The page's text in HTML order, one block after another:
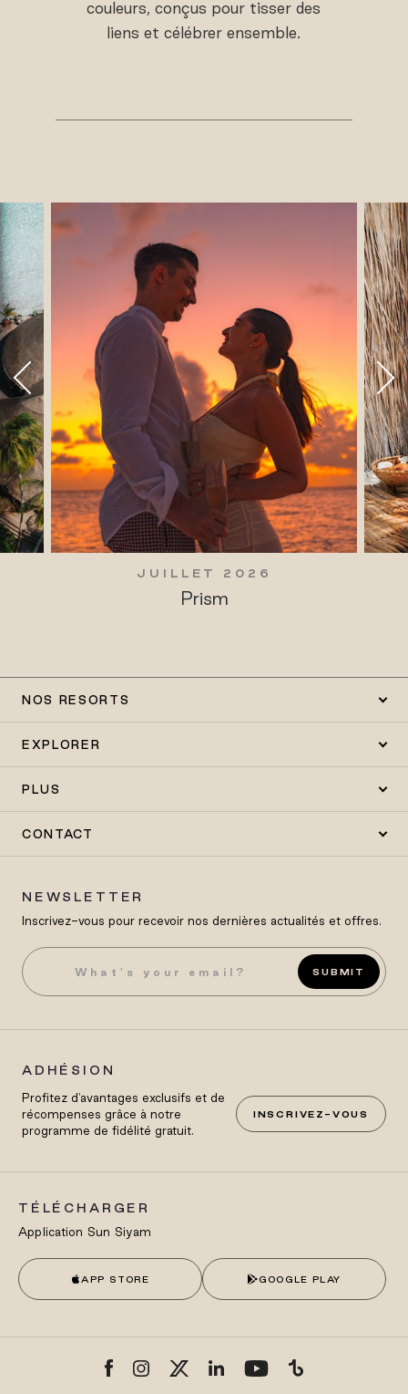
couleurs, conçus pour tisser des
liens et célébrer ensemble.
JUILLET 2026
Prism
NOS RESORTS
EXPLORER
PLUS
CONTACT
NEWSLETTER
Inscrivez-vous pour recevoir nos dernières actualités et offres.
SUBMIT
ADHÉSION
Profitez d'avantages exclusifs et de
récompenses grâce à notre
programme de fidélité gratuit.
INSCRIVEZ-VOUS
TÉLÉCHARGER
Application Sun Siyam
APP STORE GOOGLE PLAY